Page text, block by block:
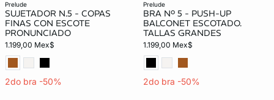
prelude
SUJETADOR N.5 - COPAS
FINAS CON ESCOTE
PRONUNCIADO
1.199,00 Mex$
2do bra -50%
prelude
BRA Nº 5 - PUSH-UP
BALCONET ESCOTADO.
TALLAS GRANDES
1.199,00 Mex$
2do bra -50%